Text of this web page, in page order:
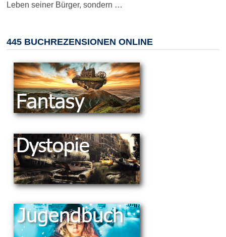
Leben seiner Bürger, sondern …
445 BUCHREZENSIONEN ONLINE